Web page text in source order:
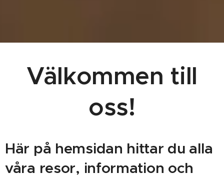
Välkommen till
oss!
Här på hemsidan hittar du alla
våra resor, information och